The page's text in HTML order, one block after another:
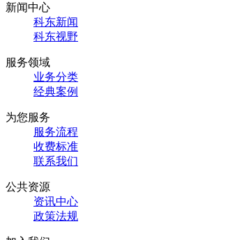
新闻中心
科东新闻
科东视野
服务领域
业务分类
经典案例
为您服务
服务流程
收费标准
联系我们
公共资源
资讯中心
政策法规